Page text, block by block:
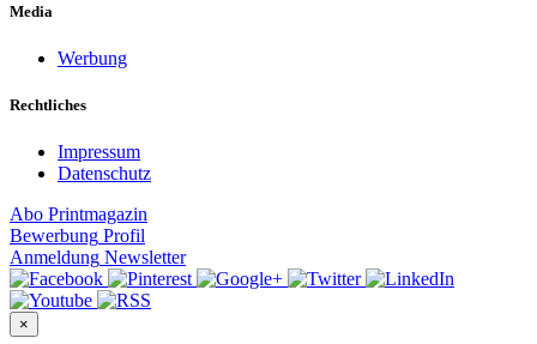
Media
Werbung
Rechtliches
Impressum
Datenschutz
Abo Printmagazin
Bewerbung Profil
Anmeldung Newsletter
×